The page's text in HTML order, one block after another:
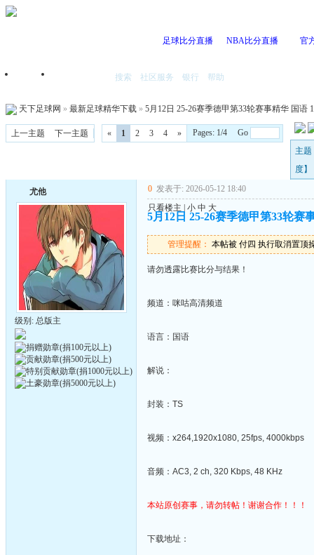
足球比分直播 NBA比分直播 官
首页 搜索 社区服务 银行 帮助
天下足球网 » 最新足球精华下载 » 5月12日 25-26赛季德甲第33轮赛事精华 国语
上一主题 下一主题 « 1 2 3 4 »
Pages: 1/4 Go
主题
度】
尤他
级别: 总版主
0 发表于: 2026-05-12 18:40
只看楼主
小 中 大
5月12日 25-26赛季德甲第33轮赛
管理提醒： 本帖被 付四 执行取消置顶
请勿透露比赛比分与结果！
频道：咪咕高清频道
语言：国语
解说：
封装：TS
视频：x264,1920x1080, 25fps, 4000kbps
音频：AC3, 2 ch, 320 Kbps, 48 KHz
本站原创赛事，请勿转帖！谢谢合作！！！
下载地址：